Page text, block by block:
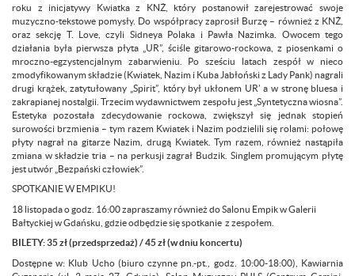
roku z inicjatywy Kwiatka z KNŻ, który postanowił zarejestrować swoje
muzyczno-tekstowe pomysły. Do współpracy zaprosił Burzę – również z KNŻ,
oraz sekcję T. Love, czyli Sidneya Polaka i Pawła Nazimka. Owocem tego
działania była pierwsza płyta „UR”, ściśle gitarowo-rockowa, z piosenkami o
mroczno-egzystencjalnym zabarwieniu. Po sześciu latach zespół w nieco
zmodyfikowanym składzie (Kwiatek, Nazim i Kuba Jabłoński z Lady Pank) nagrali
drugi krążek, zatytułowany „Spirit”, który był ukłonem UR’ a w stronę bluesa i
zakrapianej nostalgii. Trzecim wydawnictwem zespołu jest „Syntetyczna wiosna”.
Estetyka pozostała zdecydowanie rockowa, zwiększył się jednak stopień
surowości brzmienia – tym razem Kwiatek i Nazim podzielili się rolami: połowę
płyty nagrał na gitarze Nazim, drugą Kwiatek. Tym razem, również nastąpiła
zmiana w składzie tria – na perkusji zagrał Budzik. Singlem promującym płytę
jest utwór „Bezpański człowiek”.
SPOTKANIE W EMPIKU!
18 listopada o godz. 16:00 zapraszamy również do Salonu Empik w Galerii
Bałtyckiej w Gdańsku, gdzie odbędzie się spotkanie z zespołem.
BILETY: 35 zł (przedsprzedaż) / 45 zł (w dniu koncertu)
Dostępne w: Klub Ucho (biuro czynne pn.-pt., godz. 10:00-18:00), Kawiarnia